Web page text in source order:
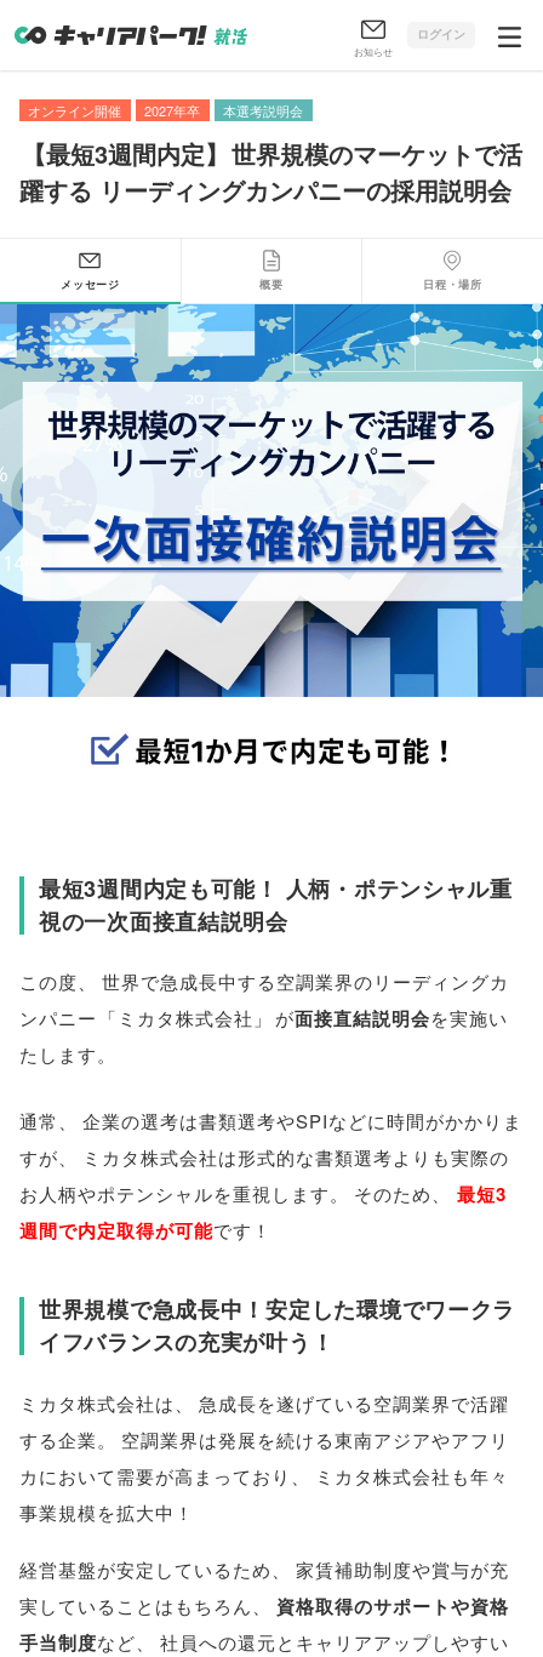
お知らせ
ログイン
オンライン開催 2027年卒 本選考説明会
【最短3週間内定】 世界規模のマーケットで活
躍する リーディングカンパニーの採用説明会
メッセージ 概要 日程・場所
最短3週間内定も可能！ 人柄・ポテンシャル重
視の一次面接直結説明会
この度、
世界で急成長中する空調業界のリーディングカ
ンパニー 「 ミカタ株式会社 」 が面接直結説明会を実施い
たします。
通常
企業の選考は書類選考やSPIなどに時間がかかりま
すが
ミカタ株式会社は形式的な書類選考よりも実際の
お人柄やポテンシャルを重視します。 そのため
最短3
週間で内定取得が可能です！
世界規模で急成長中！安定した環境でワークラ
イフバランスの充実が叶う！
ミカタ株式会社は
急成長を遂げている空調業界で活躍
する企業。
空調業界は発展を続ける東南アジアやアフリ
カにおいて需要が高まっており
ミカタ株式会社も年々
事業規模を拡大中！
経営基盤が安定しているため
家賃補助制度や賞与が充
実していることはもちろん
資格取得のサポートや資格
手当制度など
社員への還元とキャリアアップしやすい